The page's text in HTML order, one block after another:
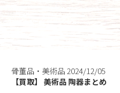
骨董品・美術品 2024/12/05
【買取】 美術品 陶器まとめ